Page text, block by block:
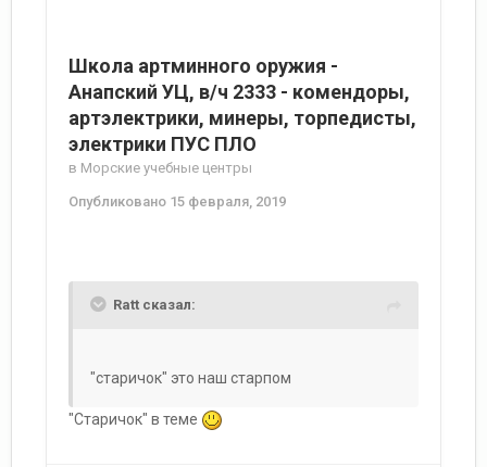
Школа артминного оружия -
Анапский УЦ, в/ч 2333 - комендоры,
артэлектрики, минеры, торпедисты,
электрики ПУС ПЛО
в Морские учебные центры
Опубликовано 15 февраля, 2019
Ratt сказал:
"старичок" это наш старпом
"Старичок" в теме